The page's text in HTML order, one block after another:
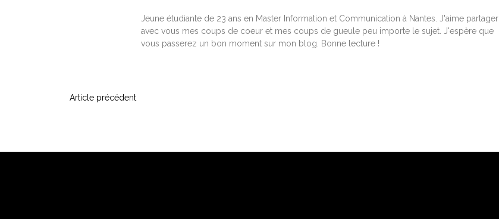
Jeune étudiante de 23 ans en Master Information et Communication à Nantes. J'aime partager
avec vous mes coups de coeur et mes coups de gueule peu importe le sujet. J'espère que
vous passerez un bon moment sur mon blog. Bonne lecture !
N
v
Article précédent